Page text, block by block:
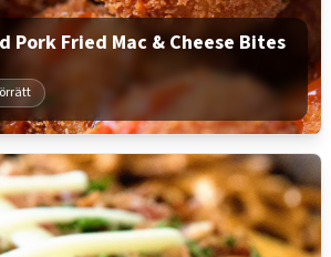
Pork Fried Mac & Cheese Bites